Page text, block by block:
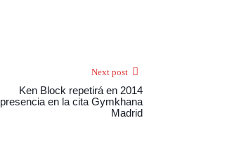
Next post
Ken Block repetirá en 2014
presencia en la cita Gymkhana
Madrid